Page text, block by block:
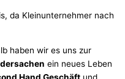
da Kleinunternehmer nach
haben wir es uns zur
ein neues Leben